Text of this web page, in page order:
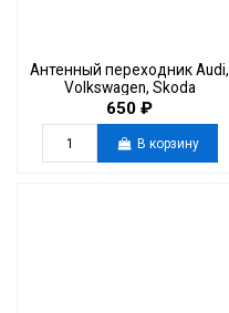
Антенный переходник Audi,
Volkswagen, Skoda
(обратный)
650 ₽
В корзину